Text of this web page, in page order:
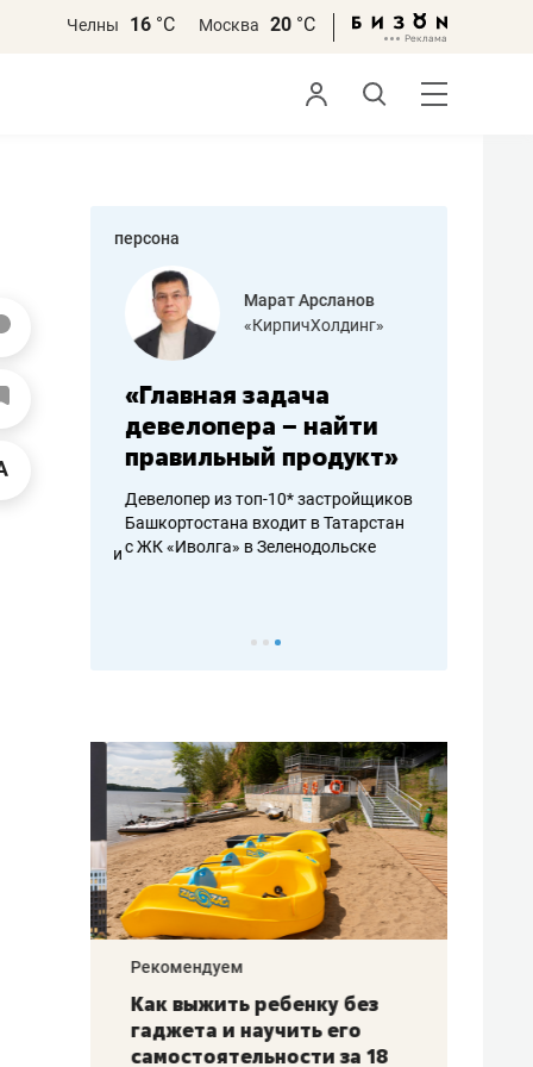
Челны 16 °С Москва 20 °С
персона
Марат Арсланов
«КирпичХолдинг»
«Главная задача
девелопера – найти
правильный продукт»
Девелопер из топ-10* застройщиков
Башкортостана входит в Татарстан
с ЖК «Иволга» в Зеленодольске
–
Рекомендуем
Как выжить ребенку без
гаджета и научить его
самостоятельности за 18